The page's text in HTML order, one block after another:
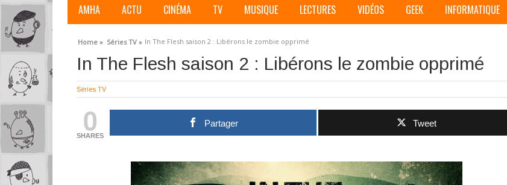
AMHA ACTU CINÉMA TV MUSIQUE LECTURES VIDÉOS GEEK INFORMATIQUE
Home » Séries TV » In The Flesh saison 2 : Libérons le zombie opprimé
In The Flesh saison 2 : Libérons le zombie opprimé
Séries TV
0
SHARES
Partager Tweet